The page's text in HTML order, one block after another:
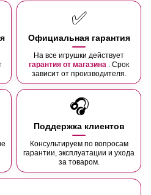
✅
Официальная гарантия
На все игрушки действует
гарантия от магазина
. Срок
зависит от производителя.
🎧
Поддержка клиентов
Консультируем по вопросам
гарантии, эксплуатации и ухода
за товаром.